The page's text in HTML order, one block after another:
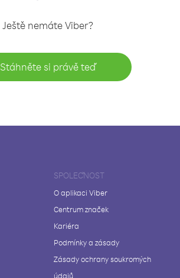
Ještě nemáte Viber?
Stáhněte si právě teď
SPOLEČNOST
O aplikaci Viber
Centrum značek
Kariéra
Podmínky a zásady
Zásady ochrany soukromých
údajů